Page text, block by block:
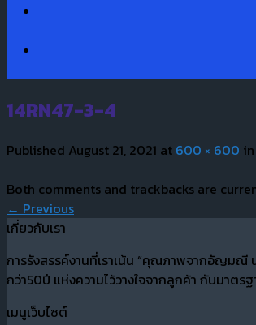
14RN47-3-4
Published August 21, 2021 at 600 × 600 in
Both comments and trackbacks are
← Previous
เกี่ยวกับเรา
การรังสรรค์งานที่เราเน้น “คุณภาพจากอัญมณี
กว่า50ปี แห่งความไว้วางใจจากลูกค้า กับมาต
เมนูเว็บไซต์